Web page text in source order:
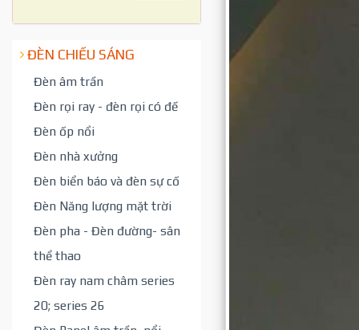
ĐÈN CHIẾU SÁNG
Đèn âm trần
Đèn rọi ray - đèn rọi có đế
Đèn ốp nổi
Đèn nhà xưởng
Đèn biển báo và đèn sự cố
Đèn Năng lượng mặt trời
Đèn pha - Đèn đường- sân
thể thao
Đèn ray nam châm series
20; series 26